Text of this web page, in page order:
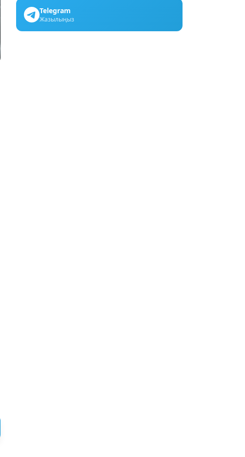
Telegram
Жазылыңыз